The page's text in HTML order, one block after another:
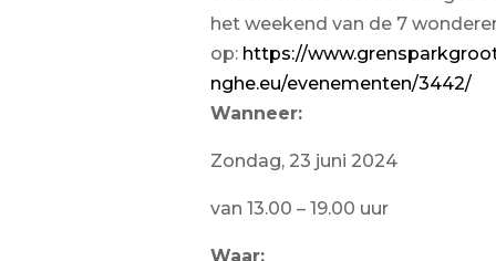
het weekend van de 7
op: https://
nghe.eu/evenementen/3442/
Wanneer:
Zondag, 23 juni 2024
van 13.00 – 19.00 uur
Waar: